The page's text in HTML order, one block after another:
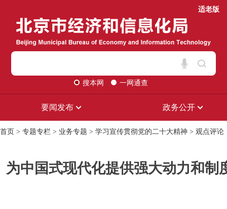
适老版
搜本网 一网通查
要闻发布 政务公开
首页 > 专题专栏 > 业务专题 > 学习宣传贯彻党的二十大精神 > 观点评论
为中国式现代化提供强大动力和